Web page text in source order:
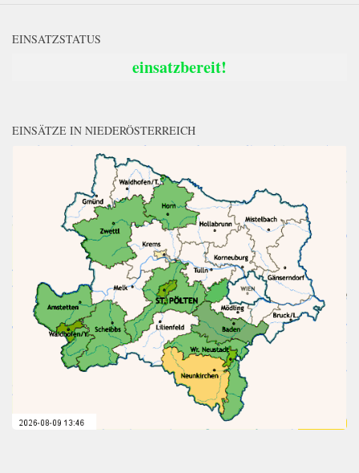
EINSATZSTATUS
einsatzbereit!
EINSÄTZE IN NIEDERÖSTERREICH